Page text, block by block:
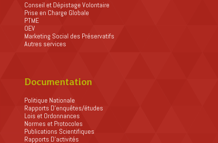
Conseil et Dépistage Volontaire
Prise en Charge Globale
PTME
OEV
Marketing Social des Préservatifs
Autres services
Documentation
Politique Nationale
Rapports D’enquêtes/études
Lois et Ordonnances
Normes et Protocoles
Publications Scientifiques
Rapports D’activités